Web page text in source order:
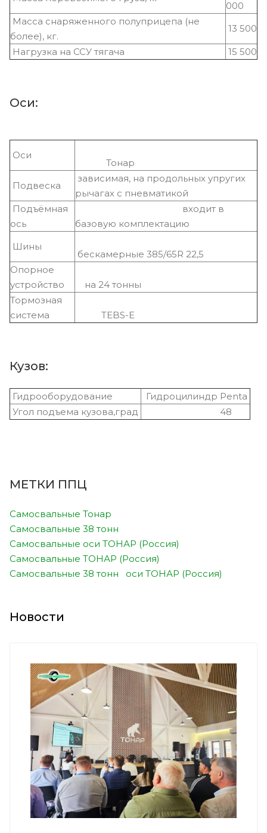
000
Масса снаряженного полуприцепа (не
более), кг.
13 500
Нагрузка на ССУ тягача 15 500
Оси:
Оси
Тонар
Подвеска
зависимая, на продольных упругих
рычагах с пневматикой
Подъёмная
ось
входит в
базовую комплектацию
Шины
бескамерные 385/65R 22,5
Опорное
устройство
на 24 тонны
Тормозная
система
TEBS-E
Кузов:
Гидрооборудование
Гидроцилиндр Penta
Угол подъема кузова,град
48
МЕТКИ ППЦ
Самосвальные Тонар
Самосвальные 38 тонн
Самосвальные оси ТОНАР (Россия)
Самосвальные ТОНАР (Россия)
Самосвальные 38 тонн оси ТОНАР (Россия)
Новости